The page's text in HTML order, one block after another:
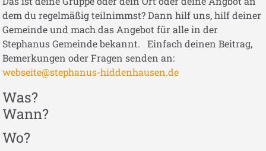
dem du regelmäßig teilnimmst? Dann hilf uns, hilf deiner
Gemeinde und mach das Angebot für alle in der
Stephanus Gemeinde bekannt. Einfach deinen Beitrag,
Bemerkungen oder Fragen senden an:
webseite@stephanus-hiddenhausen.de
Was?
Wann?
Wo?